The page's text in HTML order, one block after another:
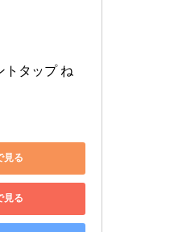
トタップ ね
見る
見る